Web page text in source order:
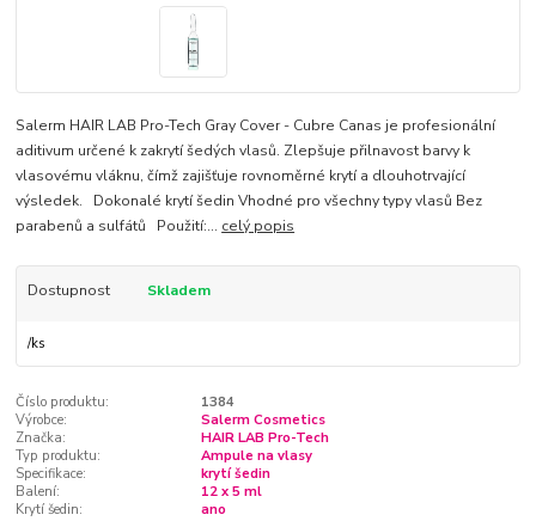
Salerm HAIR LAB Pro-Tech Gray Cover - Cubre Canas je profesionální
aditivum určené k zakrytí šedých vlasů. Zlepšuje přilnavost barvy k
vlasovému vláknu, čímž zajišťuje rovnoměrné krytí a dlouhotrvající
výsledek. Dokonalé krytí šedin Vhodné pro všechny typy vlasů Bez
parabenů a sulfátů Použití:... celý popis
Dostupnost Skladem
/ks
Číslo produktu:
1384
Výrobce:
Salerm Cosmetics
Značka:
HAIR LAB Pro-Tech
Typ produktu:
Ampule na vlasy
Specifikace:
krytí šedin
Balení:
12 x 5 ml
Krytí šedin:
ano